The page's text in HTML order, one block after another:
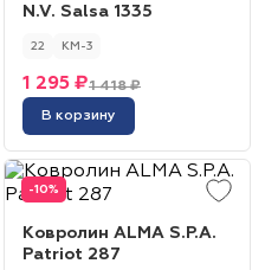
N.V. Salsa 1335
22 КМ-3
1 418 ₽
1 295 ₽
В корзину
-10%
Ковролин ALMA S.P.A.
Patriot 287